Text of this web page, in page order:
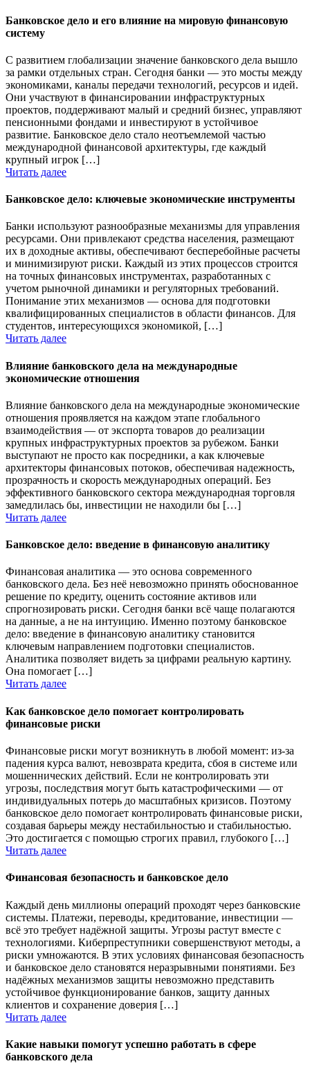
Банковское дело и его влияние на мировую финансовую
систему
С развитием глобализации значение банковского дела вышло
за рамки отдельных стран. Сегодня банки — это мосты между
экономиками, каналы передачи технологий, ресурсов и идей.
Они участвуют в финансировании инфраструктурных
проектов, поддерживают малый и средний бизнес, управляют
пенсионными фондами и инвестируют в устойчивое
развитие. Банковское дело стало неотъемлемой частью
международной финансовой архитектуры, где каждый
крупный игрок […]
Читать далее
Банковское дело: ключевые экономические инструменты
Банки используют разнообразные механизмы для управления
ресурсами. Они привлекают средства населения, размещают
их в доходные активы, обеспечивают бесперебойные расчеты
и минимизируют риски. Каждый из этих процессов строится
на точных финансовых инструментах, разработанных с
учетом рыночной динамики и регуляторных требований.
Понимание этих механизмов — основа для подготовки
квалифицированных специалистов в области финансов. Для
студентов, интересующихся экономикой, […]
Читать далее
Влияние банковского дела на международные
экономические отношения
Влияние банковского дела на международные экономические
отношения проявляется на каждом этапе глобального
взаимодействия — от экспорта товаров до реализации
крупных инфраструктурных проектов за рубежом. Банки
выступают не просто как посредники, а как ключевые
архитекторы финансовых потоков, обеспечивая надежность,
прозрачность и скорость международных операций. Без
эффективного банковского сектора международная торговля
замедлилась бы, инвестиции не находили бы […]
Читать далее
Банковское дело: введение в финансовую аналитику
Финансовая аналитика — это основа современного
банковского дела. Без неё невозможно принять обоснованное
решение по кредиту, оценить состояние активов или
спрогнозировать риски. Сегодня банки всё чаще полагаются
на данные, а не на интуицию. Именно поэтому банковское
дело: введение в финансовую аналитику становится
ключевым направлением подготовки специалистов.
Аналитика позволяет видеть за цифрами реальную картину.
Она помогает […]
Читать далее
Как банковское дело помогает контролировать
финансовые риски
Финансовые риски могут возникнуть в любой момент: из-за
падения курса валют, невозврата кредита, сбоя в системе или
мошеннических действий. Если не контролировать эти
угрозы, последствия могут быть катастрофическими — от
индивидуальных потерь до масштабных кризисов. Поэтому
банковское дело помогает контролировать финансовые риски,
создавая барьеры между нестабильностью и стабильностью.
Это достигается с помощью строгих правил, глубокого […]
Читать далее
Финансовая безопасность и банковское дело
Каждый день миллионы операций проходят через банковские
системы. Платежи, переводы, кредитование, инвестиции —
всё это требует надёжной защиты. Угрозы растут вместе с
технологиями. Киберпреступники совершенствуют методы, а
риски умножаются. В этих условиях финансовая безопасность
и банковское дело становятся неразрывными понятиями. Без
надёжных механизмов защиты невозможно представить
устойчивое функционирование банков, защиту данных
клиентов и сохранение доверия […]
Читать далее
Какие навыки помогут успешно работать в сфере
банковского дела